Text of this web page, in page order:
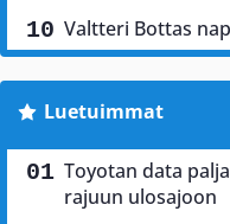
Valtteri Bottas
Luetuimmat
Toyotan data
rajuun ulosajoon